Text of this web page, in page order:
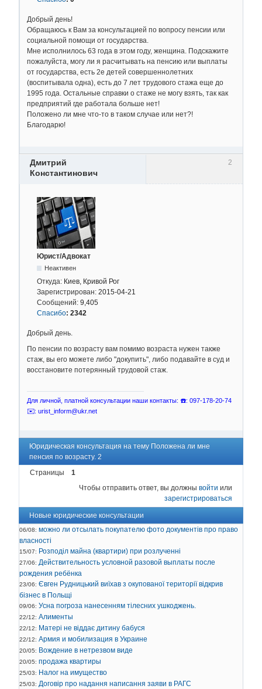
Добрый день!
Обращаюсь к Вам за консультацией по вопросу пенсии или
социальной помощи от государства.
Мне исполнилось 63 года в этом году, женщина. Подскажите
пожалуйста, могу ли я расчитывать на пенсию или выплаты
от государства, есть 2е детей совершеннолетних
(воспитывала одна), есть до 7 лет трудового стажа еще до
1995 года. Остальные справки о стаже не могу взять, так как
предприятий где работала больше нет!
Положено ли мне что-то в таком случае или нет?!
Благодарю!
2
Дмитрий
Константинович
Юрист/Адвокат
Неактивен
Откуда: Киев, Кривой Рог
Зарегистрирован: 2015-04-21
Сообщений: 9,405
Спасибо: 2342
Добрый день.
По пенсии по возрасту вам помимо возраста нужен также
стаж, вы его можете либо "докупить", либо подавайте в суд и
восстановите потерянный трудовой стаж.
Для личной, платной консультации наши контакты: ☎️: 097-178-20-74
✉️: urist_inform@ukr.net
Юридическая консультация на тему Положена ли мне
пенсия по возрасту. 2
Страницы
1
Чтобы отправить ответ, вы должны войти или
зарегистрироваться
Новые юридические консультации
06/08: можно ли отсылать покупателю фото документів про право
власності
15/07: Розподіл майна (квартири) при розлученні
27/06: Действительность условной разовой выплаты после
рождения ребёнка
23/06: Євген Рудницький виїхав з окупованої території відкрив
бізнес в Польщі
09/06: Усна погроза нанесенням тілесних ушкоджень.
22/12: Алименты
22/12: Матері не віддає дитину бабуся
22/12: Армия и мобилизация в Украине
20/05: Вождение в нетрезвом виде
20/05: продажа квартиры
25/03: Налог на имущество
25/03: Договір про надання написання заяви в РАГС